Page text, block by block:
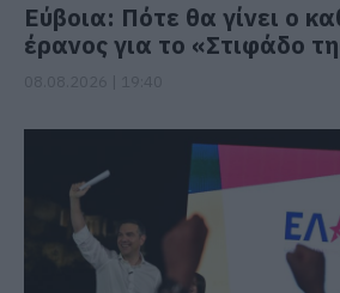
Εύβοια: Πότε θα γίνει ο
έρανος για το «Στιφάδο